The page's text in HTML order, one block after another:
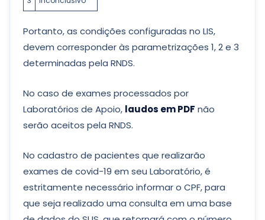
Portanto, as condições configuradas no LIS,
devem corresponder às parametrizações 1, 2 e 3
determinadas pela RNDS.
No caso de exames processados por
Laboratórios de Apoio, laudos em PDF não
serão aceitos pela RNDS.
No cadastro de pacientes que realizarão
exames de covid-19 em seu Laboratório, é
estritamente necessário informar o CPF, para
que seja realizado uma consulta em uma base